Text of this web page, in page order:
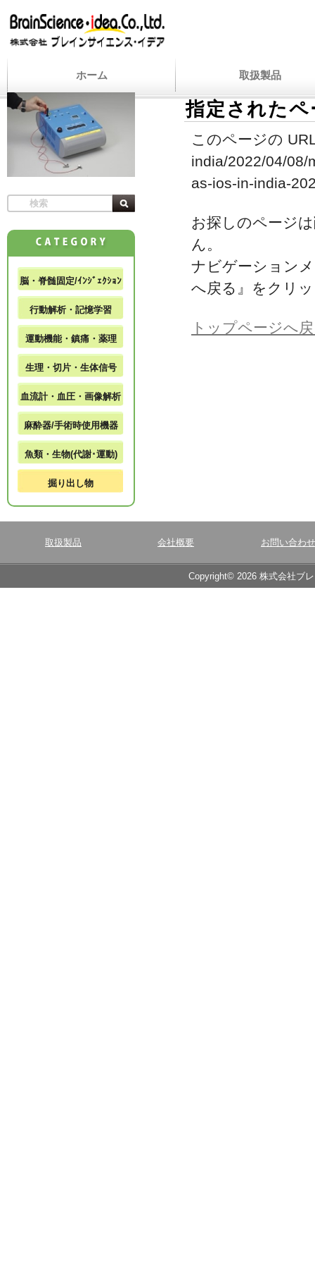
ホーム 取扱製品
指定された
このページの
india/2022/04/08/
as-ios-in-india-
お探しのページ
ん。
ナビゲーション
へ戻る』をクリ
トップページへ
脳・脊髄固定/ｲﾝｼﾞｪｸｼｮﾝ
行動解析・記憶学習
運動機能・鎮痛・薬理
生理・切片・生体信号
血流計・血圧・画像解析
麻酔器/手術時使用機器
魚類・生物(代謝･運動)
掘り出し物
取扱製品 会社概要 お問い合わせ
Copyright© 2026 株式会社ブ